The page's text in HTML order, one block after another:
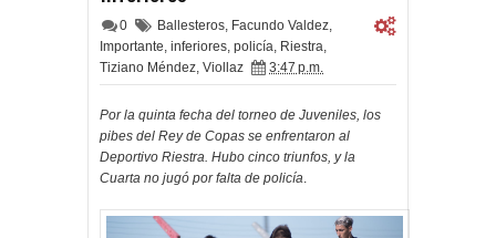
0 Ballesteros, Facundo Valdez,
Importante, inferiores, policía, Riestra,
Tiziano Méndez, Viollaz 3:47 p.m.
Por la quinta fecha del torneo de Juveniles, los
pibes del Rey de Copas se enfrentaron al
Deportivo Riestra. Hubo cinco triunfos, y la
Cuarta no jugó por falta de policía.